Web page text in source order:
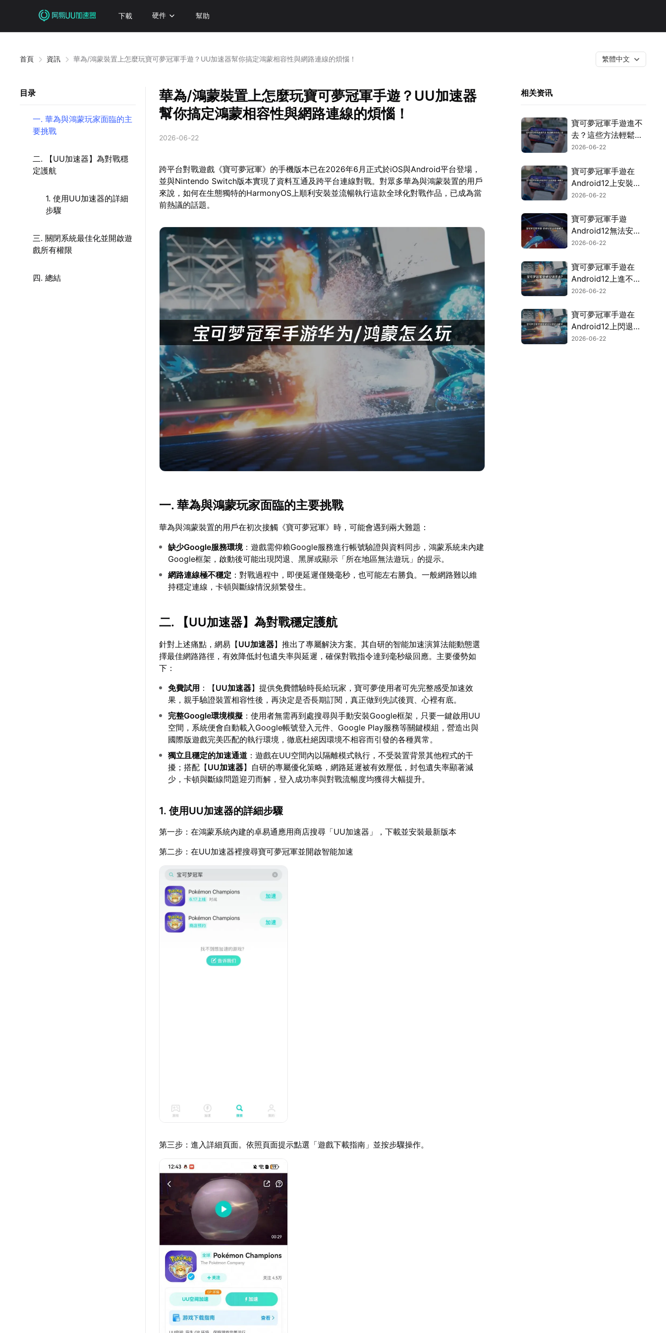
下載 硬件 幫助
首頁 資訊 華為/鴻蒙裝置上怎麼玩寶可夢冠軍手遊？UU加速器幫你搞定鴻蒙相容性與網路連線的煩惱！ 繁體中文
目录
一. 華為與鴻蒙玩家面臨的主
要挑戰
二. 【UU加速器】為對戰穩
定護航
1. 使用UU加速器的詳細
步驟
三. 關閉系統最佳化並開啟遊
戲所有權限
四. 總結
華為/鴻蒙裝置上怎麼玩寶可夢冠軍手遊？UU加速器
幫你搞定鴻蒙相容性與網路連線的煩惱！
2026-06-22
跨平台對戰遊戲《寶可夢冠軍》的手機版本已在2026年6月正式於iOS與Android平台登場，
並與Nintendo Switch版本實現了資料互通及跨平台連線對戰。對眾多華為與鴻蒙裝置的用戶
來說，如何在生態獨特的HarmonyOS上順利安裝並流暢執行這款全球化對戰作品，已成為當
前熱議的話題。
一. 華為與鴻蒙玩家面臨的主要挑戰
華為與鴻蒙裝置的用戶在初次接觸《寶可夢冠軍》時，可能會遇到兩大難題：
缺少Google服務環境：遊戲需仰賴Google服務進行帳號驗證與資料同步，鴻蒙系統未內建
Google框架，啟動後可能出現閃退、黑屏或顯示「所在地區無法遊玩」的提示。
網路連線極不穩定 ：對戰過程中，即便延遲僅幾毫秒，也可能左右勝負。一般網路難以維
持穩定連線，卡頓與斷線情況頻繁發生。
二. 【UU加速器】為對戰穩定護航
針對上述痛點，網易【UU加速器】推出了專屬解決方案。其自研的智能加速演算法能動態選
擇最佳網路路徑，有效降低封包遺失率與延遲，確保對戰指令達到毫秒級回應。主要優勢如
下：
免費試用 ：【UU加速器】提供免費體驗時長給玩家，寶可夢使用者可先完整感受加速效
果，親手驗證裝置相容性後，再決定是否長期訂閱，真正做到先試後買、心裡有底。
完整Google環境模擬 ：使用者無需再到處搜尋與手動安裝Google框架，只要一鍵啟用UU
空間，系統便會自動載入Google帳號登入元件、Google Play服務等關鍵模組，營造出與
國際版遊戲完美匹配的執行環境，徹底杜絕因環境不相容而引發的各種異常。
獨立且穩定的加速通道 ：遊戲在UU空間內以隔離模式執行，不受裝置背景其他程式的干
擾；搭配【UU加速器】自研的專屬優化策略，網路延遲被有效壓低，封包遺失率顯著減
少，卡頓與斷線問題迎刃而解，登入成功率與對戰流暢度均獲得大幅提升。
1. 使用UU加速器的詳細步驟
第一步：在鴻蒙系統內建的卓易通應用商店搜尋「UU加速器」，下載並安裝最新版本
第二步：在UU加速器裡搜尋寶可夢冠軍並開啟智能加速
第三步：進入詳細頁面。依照頁面提示點選「遊戲下載指南」並按步驟操作。
相关资讯
寶可夢冠軍手遊進不
去？這些方法輕鬆搞
定！
2026-06-22
寶可夢冠軍手遊在
Android12上安裝失
敗？透過UU加速器
用，就能輕鬆搞定！
2026-06-22
寶可夢冠軍手遊
Android12無法安
裝？UU空間幫你輕
2026-06-22
寶可夢冠軍手遊在
Android12上進不
去？快速解決攻略！
2026-06-22
寶可夢冠軍手遊在
Android12上閃退？
完整修復攻略！
2026-06-22